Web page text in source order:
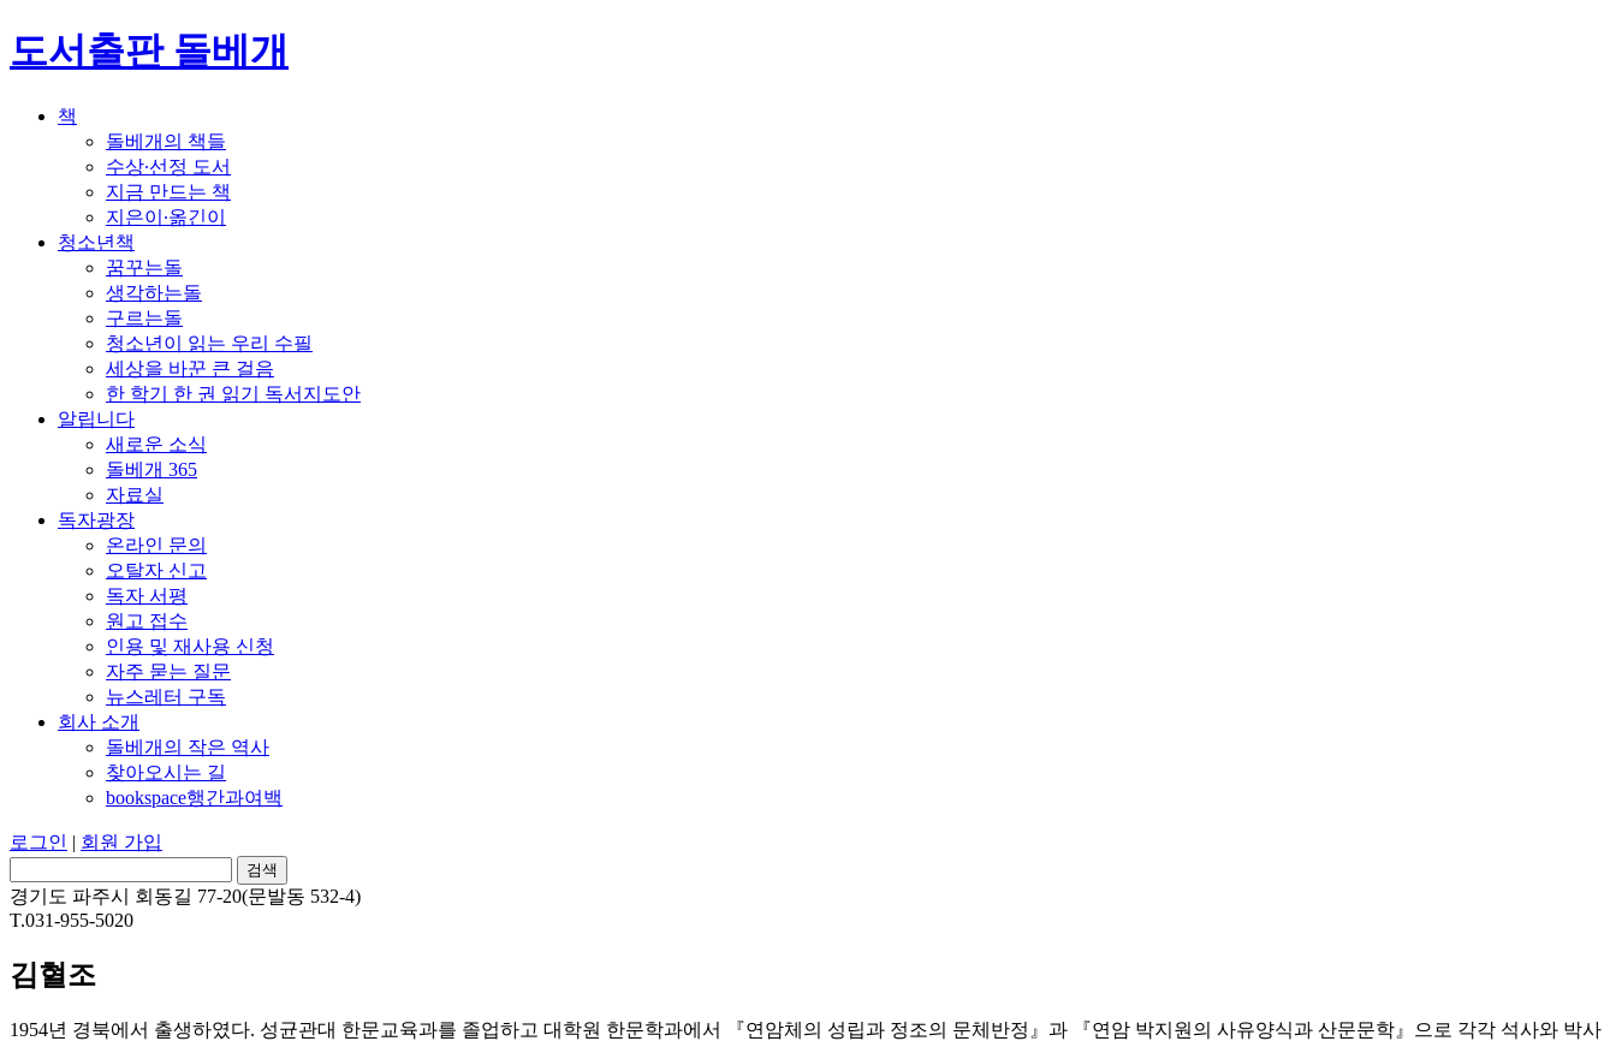
도서출판 돌베개
책
돌베개의 책들
수상∙선정 도서
지금 만드는 책
지은이∙옮긴이
청소년책
꿈꾸는돌
생각하는돌
구르는돌
청소년이 읽는 우리 수필
세상을 바꾼 큰 걸음
한 학기 한 권 읽기 독서지도안
알립니다
새로운 소식
돌베개 365
자료실
독자광장
온라인 문의
오탈자 신고
독자 서평
원고 접수
인용 및 재사용 신청
자주 묻는 질문
뉴스레터 구독
회사 소개
돌베개의 작은 역사
찾아오시는 길
bookspace행간과여백
로그인 | 회원 가입
경기도 파주시 회동길 77-20(문발동 532-4)
T.031-955-5020
김혈조
1954년 경북에서 출생하였다. 성균관대 한문교육과를 졸업하고 대학원 한문학과에서 『연암체의 성립과 정조의 문체반정』과 『연암 박지원의 사유양식과 산문문학』으로 각각 석사와 박사